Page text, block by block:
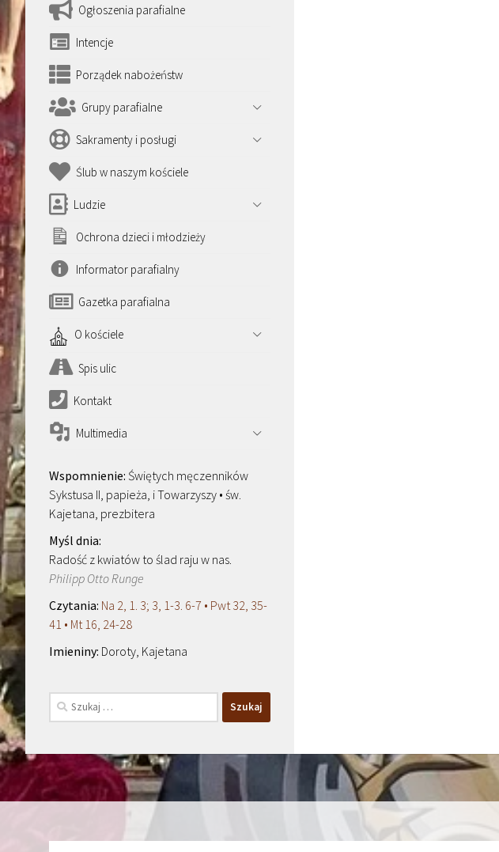
Ogłoszenia parafialne
Intencje
Porządek nabożeństw
Grupy parafialne
Sakramenty i posługi
Ślub w naszym kościele
Ludzie
Ochrona dzieci i młodzieży
Informator parafialny
Gazetka parafialna
O kościele
Spis ulic
Kontakt
Multimedia
Świętych męczenników
Sykstusa II, papieża, i Towarzyszy • św.
Kajetana, prezbitera
Radość z kwiatów to ślad raju w nas.
Philipp Otto Runge
Na 2, 1. 3; 3, 1-3. 6-7 • Pwt 32, 35-
41 • Mt 16, 24-28
Doroty, Kajetana
Szukaj: